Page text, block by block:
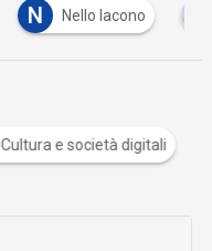
N Nello Iacono
Cultura e società digitali